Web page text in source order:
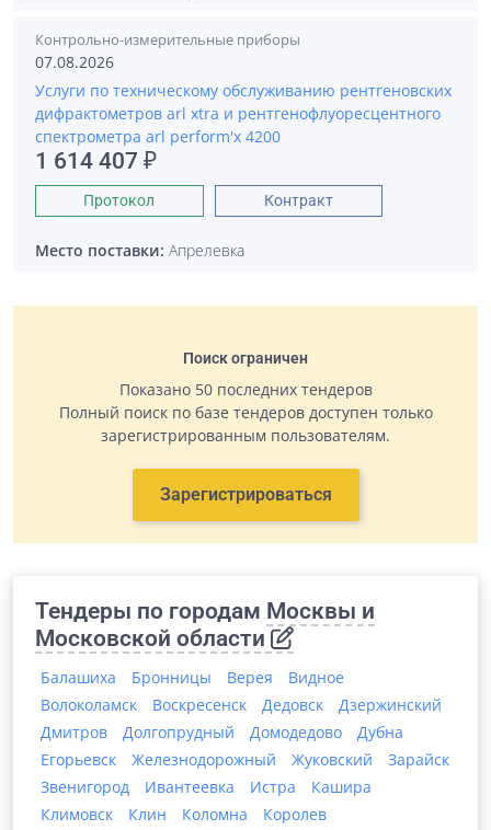
Контрольно-измерительные приборы
07.08.2026
Услуги по техническому обслуживанию рентгеновских
дифрактометров arl xtra и рентгенофлуоресцентного
спектрометра arl perform'x 4200
1 614 407 ₽
Протокол Контракт
Место поставки: Апрелевка
Поиск ограничен
Показано 50 последних тендеров
Полный поиск по базе тендеров доступен только
зарегистрированным пользователям.
Зарегистрироваться
Тендеры по городам Москвы и
Московской области
Балашиха Бронницы Верея
Видное
Волоколамск
Воскресенск Дедовск
Дзержинский
Дмитров
Долгопрудный Домодедово
Дубна
Егорьевск
Железнодорожный Жуковский
Зарайск
Звенигород
Ивантеевка Истра
Кашира
Климовск
Клин Коломна
Королев